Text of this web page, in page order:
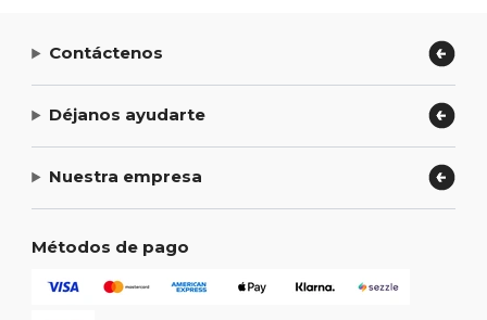
Contáctenos
Déjanos ayudarte
Nuestra empresa
Métodos de pago